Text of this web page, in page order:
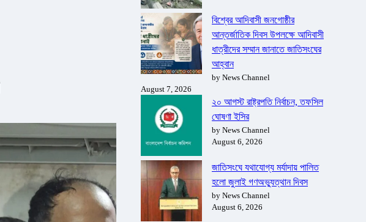
বিশ্বের আদিবাসী জনগোষ্ঠীর
আন্তর্জাতিক দিবস উপলক্ষে আদিবাসী
ধাত্রীদের সম্মান জানাতে জাতিসংঘের
আহ্বান
by News Channel
August 7, 2026
২০ আগস্ট রাষ্ট্রপতি নির্বাচন, তফসিল
ঘোষণা ইসির
by News Channel
August 6, 2026
জাতিসংঘে যথাযোগ্য মর্যাদায় পালিত
হলো জুলাই গণঅভ্যুত্থান দিবস
by News Channel
August 6, 2026